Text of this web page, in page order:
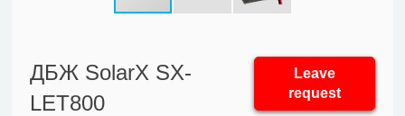
ДБЖ SolarX SX-
LET800
Leave
request